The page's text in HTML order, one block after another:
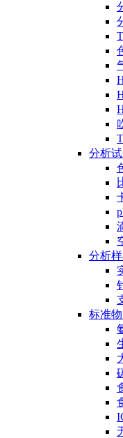
分析
分析
标准